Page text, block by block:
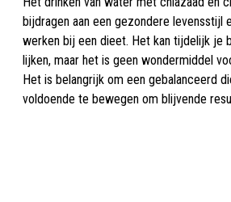
bijdragen aan een gezondere levensstijl
werken bij een dieet. Het kan tijdelijk je
lijken, maar het is geen wondermiddel
Het is belangrijk om een gebalanceerd
voldoende te bewegen om blijvende